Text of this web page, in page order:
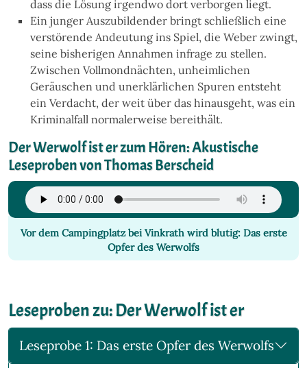
dass die Lösung irgendwo dort verborgen liegt.
Ein junger Auszubildender bringt schließlich eine
verstörende Andeutung ins Spiel, die Weber zwingt,
seine bisherigen Annahmen infrage zu stellen.
Zwischen Vollmondnächten, unheimlichen
Geräuschen und unerklärlichen Spuren entsteht
ein Verdacht, der weit über das hinausgeht, was ein
Kriminalfall normalerweise bereithält.
Der Werwolf ist er zum Hören: Akustische
Leseproben von Thomas Berscheid
Vor dem Campingplatz bei Vinkrath wird blutig: Das erste
Opfer des Werwolfs
Leseproben zu: Der Werwolf ist er
Leseprobe 1: Das erste Opfer des Werwolfs